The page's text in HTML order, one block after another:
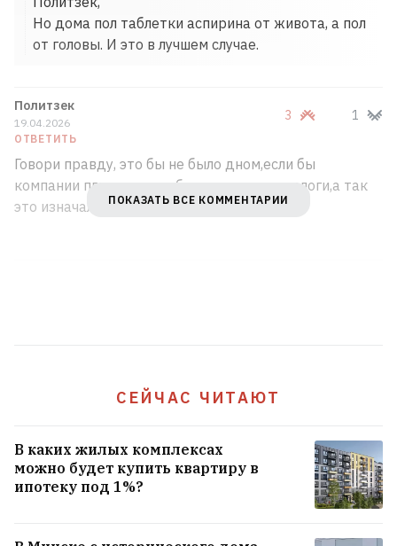
Но дома пол таблетки аспирина от живота, а пол
от головы. И это в лучшем случае.
Политзек
19.04.2026
ОТВЕТИТЬ
3 1
Говори правду, это бы не было дном,если бы
компании платили за тебя все взносы и налоги,а так
это изначально заточено под серую схему)
ПОКАЗАТЬ ВСЕ КОММЕНТАРИИ
СЕЙЧАС ЧИТАЮТ
В каких жилых комплексах
можно будет купить квартиру в
ипотеку под 1%?